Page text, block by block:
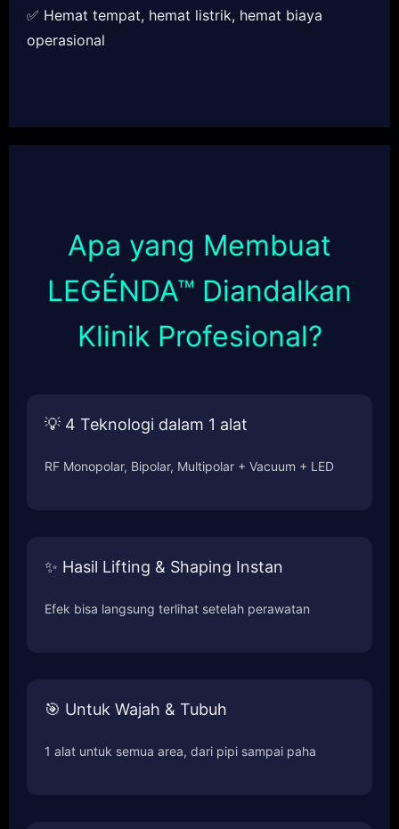
✅ Hemat tempat, hemat listrik, hemat biaya
operasional
Apa yang Membuat
LEGÉNDA™ Diandalkan
Klinik Profesional?
💡 4 Teknologi dalam 1 alat
RF Monopolar, Bipolar, Multipolar + Vacuum + LED
✨ Hasil Lifting & Shaping Instan
Efek bisa langsung terlihat setelah perawatan
🎯 Untuk Wajah & Tubuh
1 alat untuk semua area, dari pipi sampai paha